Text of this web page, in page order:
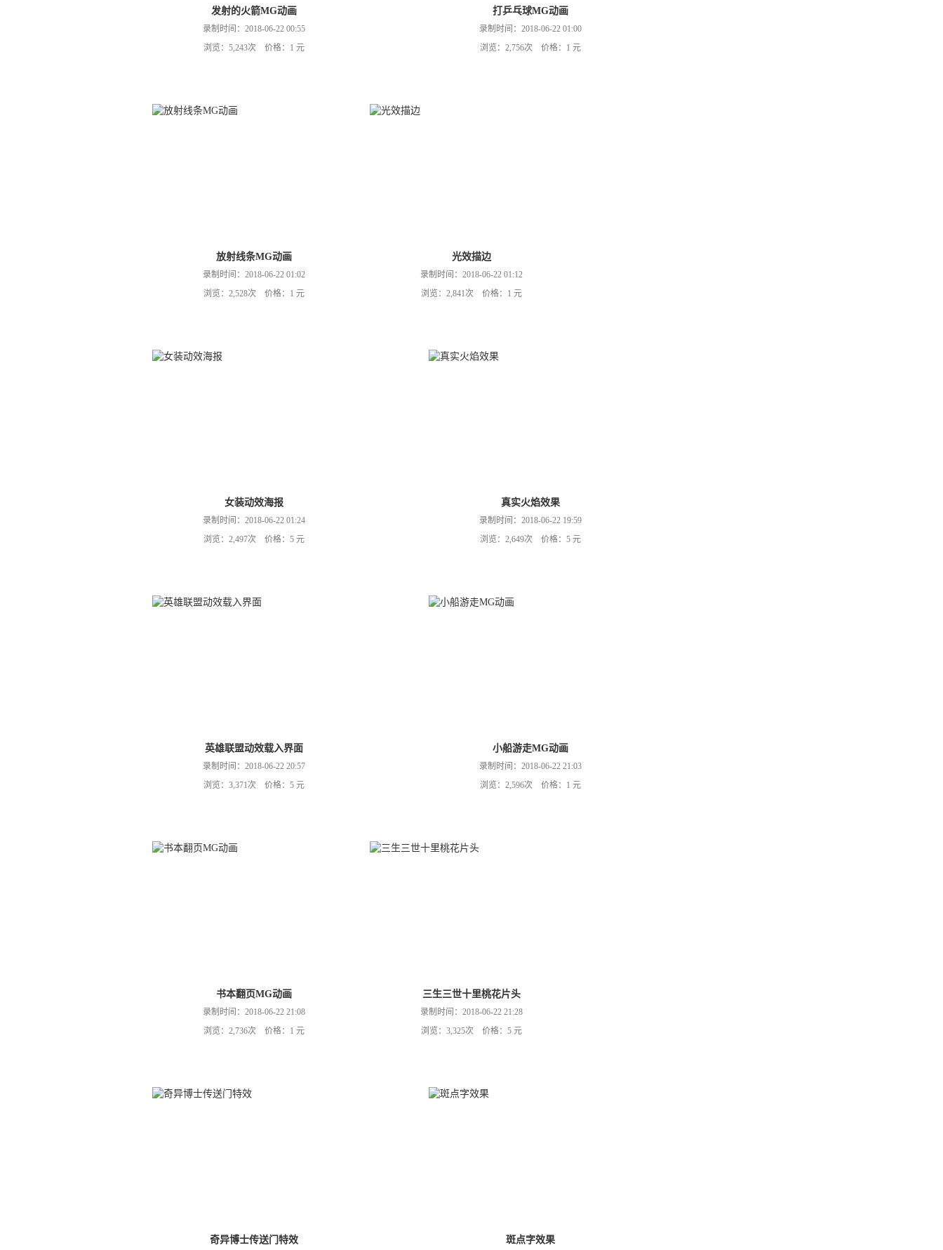
发射的火箭MG动画
录制时间：2018-06-22 00:55
浏览：5,243次 价格：1 元
打乒乓球MG动画
录制时间：2018-06-22 01:00
浏览：2,756次 价格：1 元
放射线条MG动画
录制时间：2018-06-22 01:02
浏览：2,528次 价格：1 元
光效描边
录制时间：2018-06-22 01:12
浏览：2,841次 价格：1 元
女装动效海报
录制时间：2018-06-22 01:24
浏览：2,497次 价格：5 元
真实火焰效果
录制时间：2018-06-22 19:59
浏览：2,649次 价格：5 元
英雄联盟动效载入界面
录制时间：2018-06-22 20:57
浏览：3,371次 价格：5 元
小船游走MG动画
录制时间：2018-06-22 21:03
浏览：2,596次 价格：1 元
书本翻页MG动画
录制时间：2018-06-22 21:08
浏览：2,736次 价格：1 元
三生三世十里桃花片头
录制时间：2018-06-22 21:28
浏览：3,325次 价格：5 元
奇异博士传送门特效 斑点字效果